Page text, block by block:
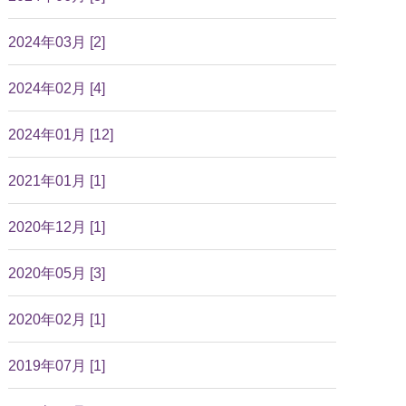
2024年03月 [2]
2024年02月 [4]
2024年01月 [12]
2021年01月 [1]
2020年12月 [1]
2020年05月 [3]
2020年02月 [1]
2019年07月 [1]